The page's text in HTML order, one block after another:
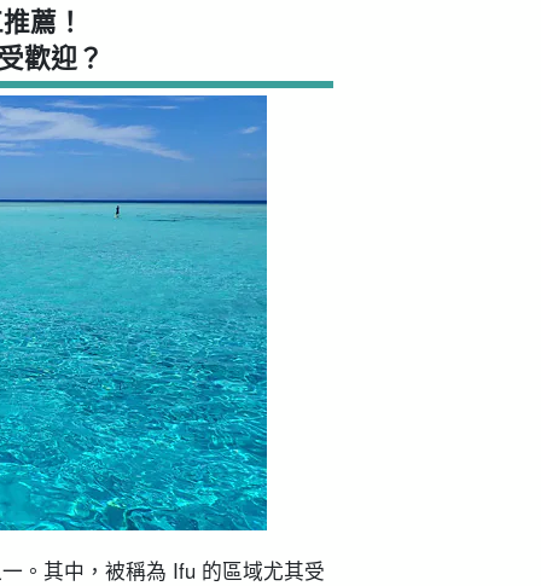
薦！
歡迎？
。其中，被稱為 Ifu 的區域尤其受